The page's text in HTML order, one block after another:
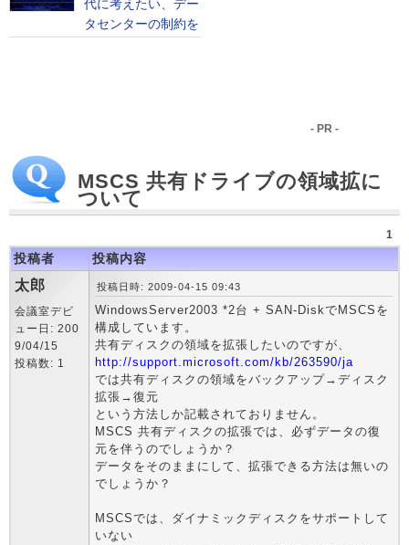
- PR -
MSCS 共有ドライブの領域拡に
ついて
1
投稿者 投稿内容
太郎
会議室デビ
ュー日: 200
9/04/15
投稿数: 1
投稿日時: 2009-04-15 09:43
WindowsServer2003 *2台 + SAN-DiskでMSCSを
構成しています。
共有ディスクの領域を拡張したいのですが、
http://support.microsoft.com/kb/263590/ja
では共有ディスクの領域をバックアップ→ディスク
拡張→復元
という方法しか記載されておりません。
MSCS 共有ディスクの拡張では、必ずデータの復
元を伴うのでしょうか？
データをそのままにして、拡張できる方法は無いの
でしょうか？
MSCSでは、ダイナミックディスクをサポートして
いない